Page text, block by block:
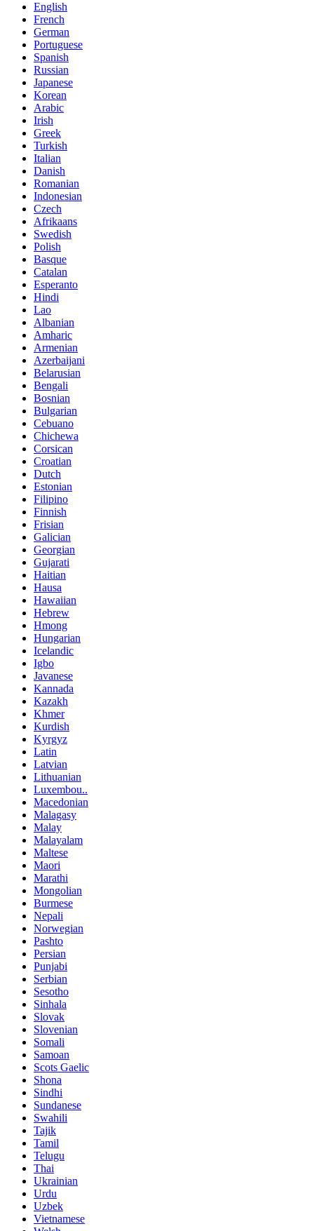
English
French
German
Portuguese
Spanish
Russian
Japanese
Korean
Arabic
Irish
Greek
Turkish
Italian
Danish
Romanian
Indonesian
Czech
Afrikaans
Swedish
Polish
Basque
Catalan
Esperanto
Hindi
Lao
Albanian
Amharic
Armenian
Azerbaijani
Belarusian
Bengali
Bosnian
Bulgarian
Cebuano
Chichewa
Corsican
Croatian
Dutch
Estonian
Filipino
Finnish
Frisian
Galician
Georgian
Gujarati
Haitian
Hausa
Hawaiian
Hebrew
Hmong
Hungarian
Icelandic
Igbo
Javanese
Kannada
Kazakh
Khmer
Kurdish
Kyrgyz
Latin
Latvian
Lithuanian
Luxembou..
Macedonian
Malagasy
Malay
Malayalam
Maltese
Maori
Marathi
Mongolian
Burmese
Nepali
Norwegian
Pashto
Persian
Punjabi
Serbian
Sesotho
Sinhala
Slovak
Slovenian
Somali
Samoan
Scots Gaelic
Shona
Sindhi
Sundanese
Swahili
Tajik
Tamil
Telugu
Thai
Ukrainian
Urdu
Uzbek
Vietnamese